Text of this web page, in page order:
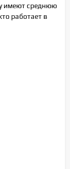
имеют среднюю
работает в